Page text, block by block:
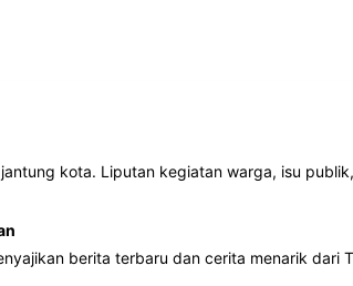
kota. Liputan kegiatan warga, isu
berita terbaru dan cerita menarik dari